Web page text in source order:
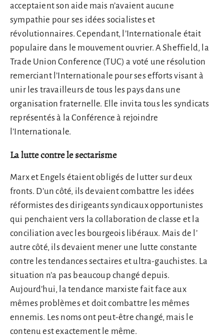
acceptaient son aide mais n’avaient aucune
sympathie pour ses idées socialistes et
révolutionnaires. Cependant, l’Internationale était
populaire dans le mouvement ouvrier. A Sheffield, la
Trade Union Conference (TUC) a voté une résolution
remerciant l’Internationale pour ses efforts visant à
unir les travailleurs de tous les pays dans une
organisation fraternelle. Elle invita tous les syndicats
représentés à la Conférence à rejoindre
l’Internationale.
La lutte contre le sectarisme
Marx et Engels étaient obligés de lutter sur deux
fronts. D’un côté, ils devaient combattre les idées
réformistes des dirigeants syndicaux opportunistes
qui penchaient vers la collaboration de classe et la
conciliation avec les bourgeois libéraux. Mais de l’
autre côté, ils devaient mener une lutte constante
contre les tendances sectaires et ultra-gauchistes. La
situation n’a pas beaucoup changé depuis.
Aujourd’hui, la tendance marxiste fait face aux
mêmes problèmes et doit combattre les mêmes
ennemis. Les noms ont peut-être changé, mais le
contenu est exactement le même.